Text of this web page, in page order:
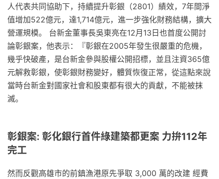
人代表共同協助下，持續提升彰銀（2801）績效，7年間淨
值增加522億元，達1,714億元，進一步強化財務結構，擴大
營運規模。 台新金董事長吳東亮在12月13日也首度公開討
論彰銀案，他表示：『彰銀在2005年發生很嚴重的危機，
幾乎快破產，是台新金參與股權公開招標，並且注資365億
元解救彰銀，使彰銀財務變好，體質恢復正常，從這點來說
當時台新金對國家社會和股東都有很大的貢獻，不能被抹
滅。
彰銀案: 彰化銀行首件綠建築都更案 力拚112年
完工
然而反觀高雄市的前鎮漁港原先爭取 3,000 萬的改建 經費